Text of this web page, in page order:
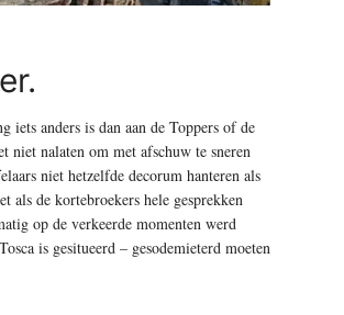
iets anders is dan aan de Toppers of de
niet nalaten om met afschuw te sneren
niet hetzelfde decorum hanteren als
als de kortebroekers hele gesprekken
op de verkeerde momenten werd
is gesitueerd – gesodemieterd moeten